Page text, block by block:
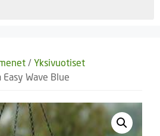
/ Yksivuotiset
Wave Blue